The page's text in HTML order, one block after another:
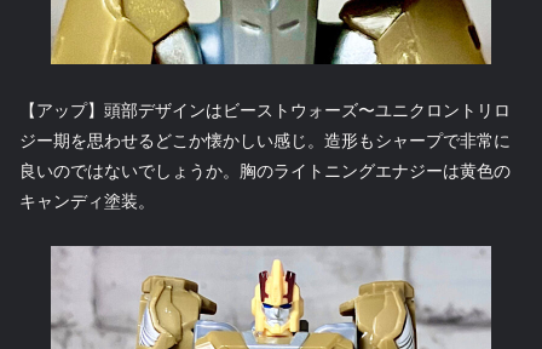
【アップ】頭部デザインはビーストウォーズ〜ユニクロントリロ
ジー期を思わせるどこか懐かしい感じ。造形もシャープで非常に
良いのではないでしょうか。胸のライトニングエナジーは黄色の
キャンディ塗装。